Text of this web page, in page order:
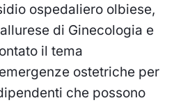
ospedaliero olbiese,
di Ginecologia e
il tema
ostetriche per
che possono